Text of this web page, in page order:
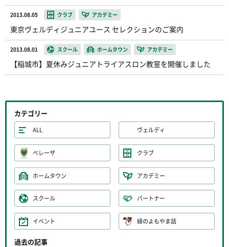
2013.08.05 クラブ アカデミー
東京ヴェルディジュニアユース セレクションのご案内
2013.08.01 スクール ホームタウン アカデミー
【稲城市】夏休みジュニアトライアスロン教室を開催しました
カテゴリー
ALL ヴェルディ
ベレーザ クラブ
ホームタウン アカデミー
スクール パートナー
イベント 緑のよもやま話
過去の記事